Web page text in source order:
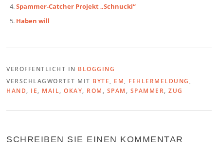
Spammer-Catcher Projekt „Schnucki“
Haben will
VERÖFFENTLICHT IN BLOGGING
VERSCHLAGWORTET MIT BYTE, EM, FEHLERMELDUNG ,
HAND, IE, MAIL,OKAY, ROM , SPAM , SPAMMER,ZUG
SCHREIBEN SIE EINEN KOMMENTAR